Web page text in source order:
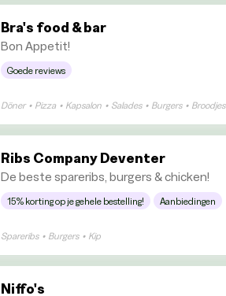
Bra's food & bar
Bon Appetit!
Goede reviews
Döner • Pizza • Kapsalon • Salades • Burgers • Broodjes
Ribs Company Deventer
De beste spareribs, burgers & chicken!
15% korting op je gehele bestelling! Aanbiedingen
Spareribs • Burgers • Kip
Niffo's